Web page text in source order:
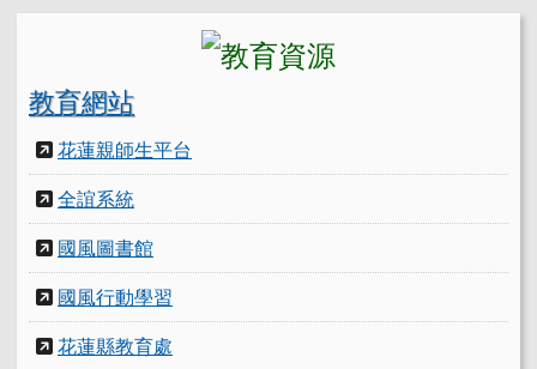
教育網站
花蓮親師生平台
全誼系統
國風圖書館
國風行動學習
花蓮縣教育處